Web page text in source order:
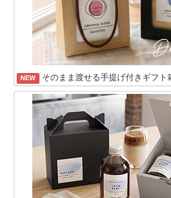
NEW そのまま渡せる手提げ付きギフト